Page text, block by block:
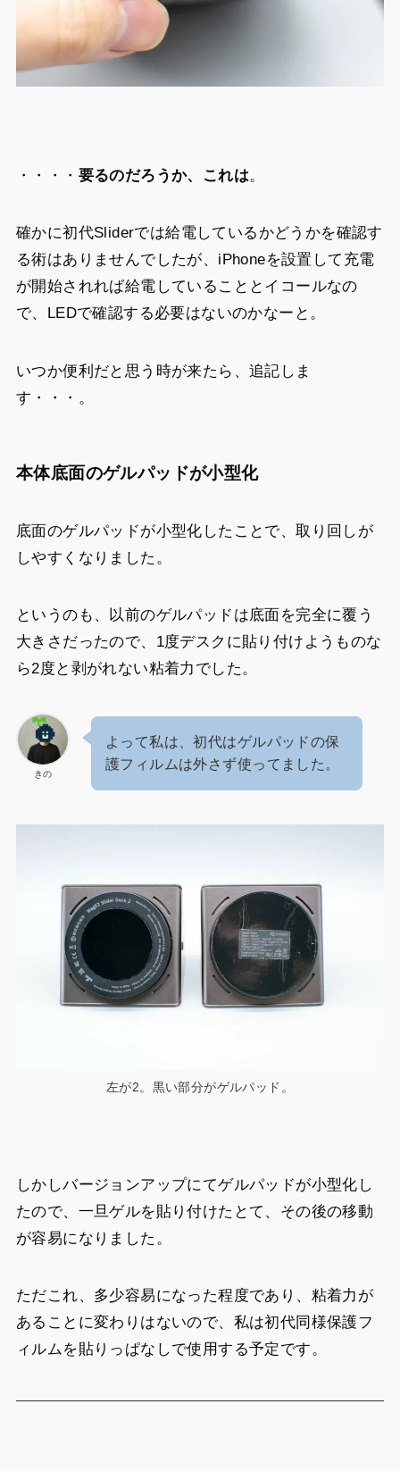
・・・・ 要るのだろうか、これは。
確かに初代Sliderでは給電しているかどうかを確認す
る術はありませんでしたが、iPhoneを設置して充電
が開始されれば給電していることとイコールなの
で、LEDで確認する必要はないのかなーと。
いつか便利だと思う時が来たら、追記しま
す・・・。
本体底面のゲルパッドが小型化
底面のゲルパッドが小型化したことで、取り回しが
しやすくなりました。
というのも、以前のゲルパッドは底面を完全に覆う
大きさだったので、1度デスクに貼り付けようものな
ら2度と剥がれない粘着力でした。
きの
よって私は、初代はゲルパッドの保
護フィルムは外さず使ってました。
左が2。黒い部分がゲルパッド。
しかしバージョンアップにてゲルパッドが小型化し
たので、一旦ゲルを貼り付けたとて、その後の移動
が容易になりました。
ただこれ、多少容易になった程度であり、粘着力が
あることに変わりはないので、私は初代同様保護フ
ィルムを貼りっぱなしで使用する予定です。